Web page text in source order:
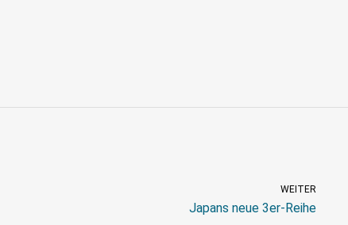
WEITER
Japans neue 3er-Reihe